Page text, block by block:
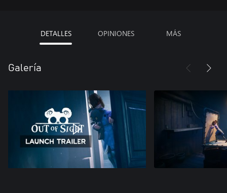
DETALLES OPINIONES MÁS
Galería